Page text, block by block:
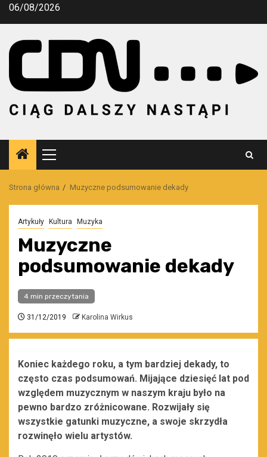
Przejdź
06/08/2026
Menu
główne
Strona główna Muzyczne podsumowanie dekady
Artykuły Kultura Muzyka
Muzyczne
podsumowanie dekady
4 min przeczytania
31/12/2019 Karolina Wirkus
Koniec każdego roku, a tym bardziej dekady, to
często czas podsumowań. Mijające dziesięć lat pod
względem muzycznym w naszym kraju było na
pewno bardzo zróżnicowane. Rozwijały się
wszystkie gatunki muzyczne, a swoje skrzydła
rozwinęło wielu artystów.